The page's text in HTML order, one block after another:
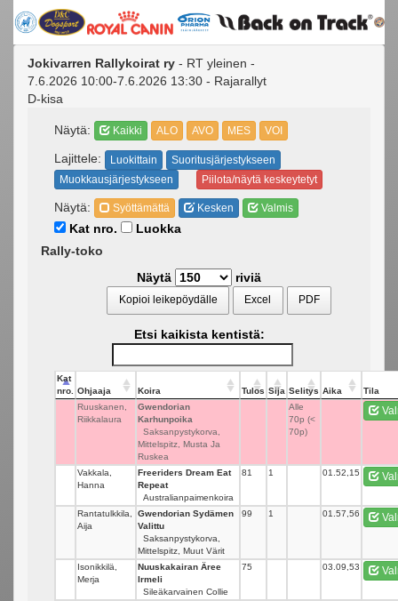
Jokivarren Rallykoirat ry - RT yleinen -
7.6.2026 10:00-7.6.2026 13:30 - Rajarallyt
D-kisa
Näytä: Kaikki ALO AVO MES VOI
Lajittele: Luokittain
Suoritusjärjestykseen
Muokkausjärjestykseen
Piilota/näytä keskeytetyt
Näytä: Syöttämättä Kesken Valmis
Kat nro.
Luokka
Rally-toko
Näytä
riviä
Kopioi leikepöydälle Excel PDF
Etsi kaikista kentistä:
Kat
nro.
Ohjaaja Koira Tulos Sija Selitys Aika
Tila
Ruuskanen,
Riikkalaura
Gwendorian
Karhunpoika
Saksanpystykorva,
Mittelspitz, Musta Ja
Ruskea
Alle
70p (<
70p)
Vakkala,
Hanna
Freeriders Dream Eat
Repeat
Australianpaimenkoira
81 1 01.52,15
Rantatulkkila,
Aija
Gwendorian Sydämen
Valittu
Saksanpystykorva,
Mittelspitz, Muut Värit
99 1 01.57,56
Isonikkilä,
Merja
Nuuskakairan Äree
Irmeli
Sileäkarvainen Collie
75 03.09,53